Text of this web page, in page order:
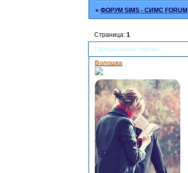
»ФОРУМ SIMS - СИМС FORUM
Официальные скрины
Страница:1
Волошка